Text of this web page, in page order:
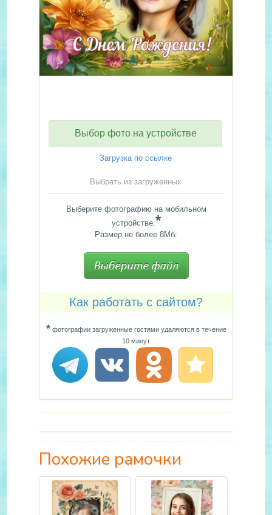
Выбор фото на устройстве
Загрузка по ссылке
Выбрать из загруженных
Выберите фотографию на мобильном
устройстве.*
Размер не более 8Мб:
Как работать с сайтом?
*фотографии загруженные гостями удаляются в течение
10 минут
Похожие рамочки